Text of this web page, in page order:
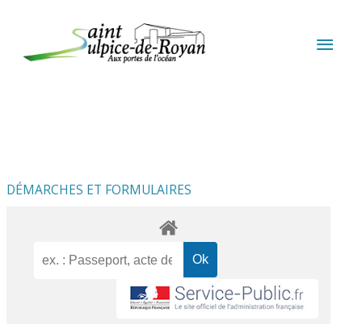
DÉMARCHES ET FORMULAIRES